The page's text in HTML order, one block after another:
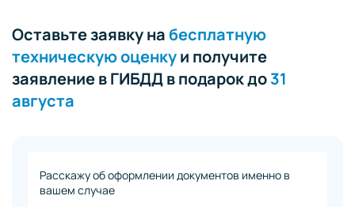
Оставьте заявку набесплатную
техническую оценкуи получите
заявление в ГИБДД в подарок до31
августа
Расскажу об оформлении документов именно в
вашем случае